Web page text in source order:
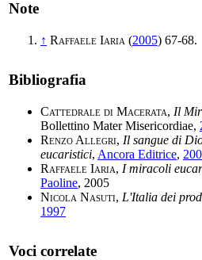
Note
↑ Raffaele Iaria (2005) 67-68.
Bibliografia
Cattedrale di Macerata, Il
Bollettino Mater Misericordiae,
Renzo Allegri, Il sangue di
eucaristici, Ancora Editrice,
Raffaele Iaria, I miracoli
Paoline, 2005
Nicola Nasuti, L'Italia dei
1997
Voci correlate